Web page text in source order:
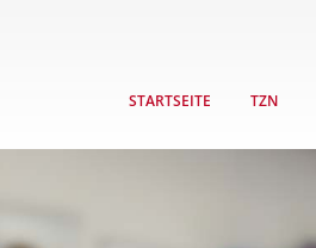
STARTSEITE TZN